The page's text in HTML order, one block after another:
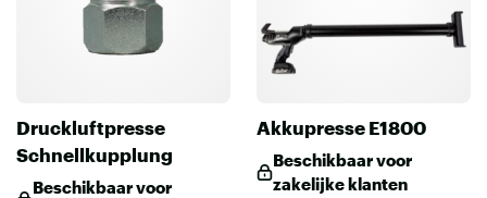
Druckluftpresse
Schnellkupplung
Beschikbaar voor
Akkupresse E1800
Beschikbaar voor
zakelijke klanten